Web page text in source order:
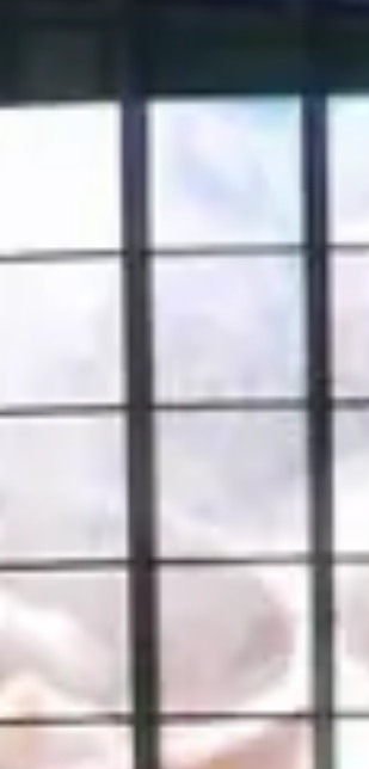
10553 臺北市松山區南京東路4段2號,